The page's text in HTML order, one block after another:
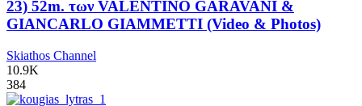
23) 52m. των VALENTINO GARAVANI &
GIANCARLO GIAMMETTI (Video & Photos)
Skiathos Channel
10.9K
384